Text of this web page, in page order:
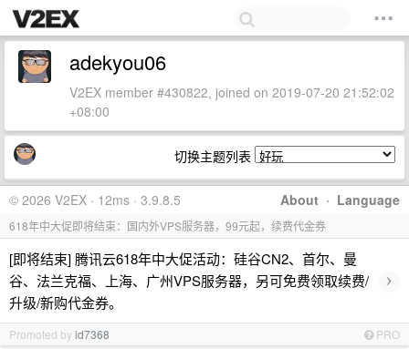
adekyou06
V2EX member #430822, joined on 2019-07-20 21:52:02
+08:00
切换主题列表
About · Language
© 2026 V2EX · 12ms · 3.9.8.5
618年中大促即将结束：国内外VPS服务器，99元起，续费代金券
[即将结束] 腾讯云618年中大促活动：硅谷CN2、首尔、曼
谷、法兰克福、上海、广州VPS服务器，另可免费领取续费/
升级/新购代金券。
›
Promoted byid7368 PRO